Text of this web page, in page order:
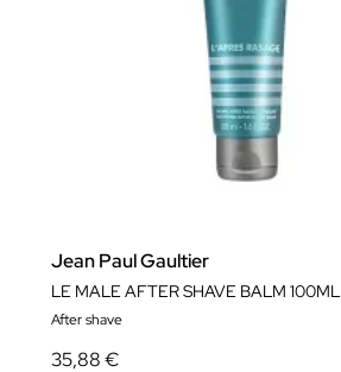
Jean Paul Gaultier
LE MALE AFTER SHAVE BALM 100ML
After shave
35,88 €